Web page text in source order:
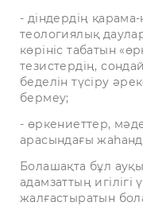
- діндердің
теологиялық
көрініс табатын
тезистердің,
беделін түсіру
бермеу;
- өркениеттер,
арасындағы
Болашақта бұл
адамзаттың игілігі
жалғастыратын